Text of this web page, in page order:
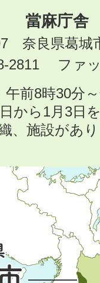
當麻庁舎
奈良県葛城
2811 ファ
午前8時30分
から1月3日
、施設があ